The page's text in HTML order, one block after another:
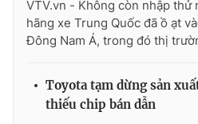
VTV.vn - Không còn nhập thử
hãng xe Trung Quốc đã ồ ạt
Đông Nam Á, trong đó thị
Toyota tạm dừng sản
thiếu chip bán dẫn